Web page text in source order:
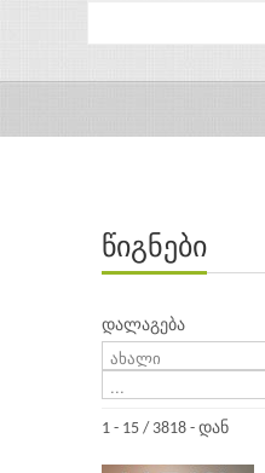
ავტორებიწიგნები
დალაგება
1 - 15 / 3818 - დან